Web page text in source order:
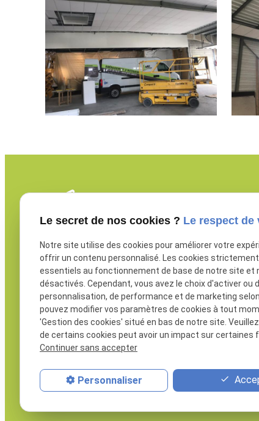
LARO, spécialiste de l’aménagement et de
la menuiserie à Bretteville-sur-Odon
Menuiserie extérieure
Aménagement intérieur
Nos produits
Le secret de nos cookies ? Le respect de
Notre site utilise des cookies pour améliorer votre
offrir un contenu personnalisé. Les cookies
essentiels au fonctionnement de base de notre site et
désactivés. Cependant, vous avez le choix d'activer ou
personnalisation, de performance et de marketing
pouvez modifier vos paramètres de cookies à tout
'Gestion des cookies' situé en bas de notre site.
de certains cookies peut avoir un impact sur certaines
Continuer sans accepter
Personnaliser